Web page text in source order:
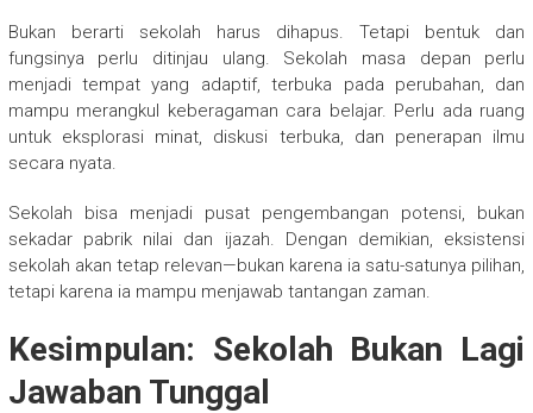
Bukan berarti sekolah harus dihapus. Tetapi bentuk dan
fungsinya perlu ditinjau ulang. Sekolah masa depan perlu
menjadi tempat yang adaptif, terbuka pada perubahan, dan
mampu merangkul keberagaman cara belajar. Perlu ada ruang
untuk eksplorasi minat, diskusi terbuka, dan penerapan ilmu
secara nyata.
Sekolah bisa menjadi pusat pengembangan potensi, bukan
sekadar pabrik nilai dan ijazah. Dengan demikian, eksistensi
sekolah akan tetap relevan—bukan karena ia satu-satunya pilihan,
tetapi karena ia mampu menjawab tantangan zaman.
Kesimpulan: Sekolah Bukan Lagi
Jawaban Tunggal